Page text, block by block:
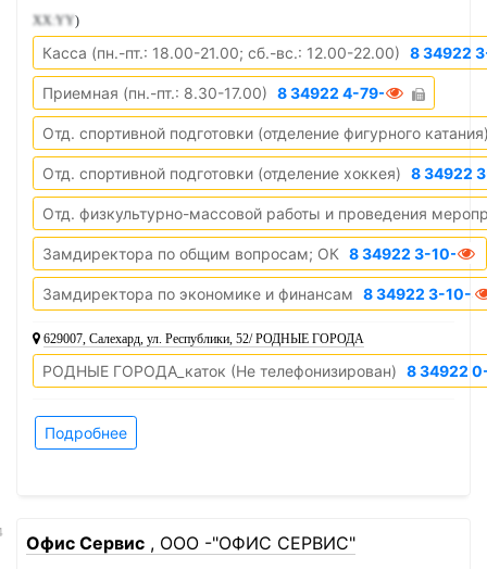
XX:YY)
Касса (пн.-пт.: 18.00-21.00; сб.-вс.: 12.00-22.00) 8 34922
Приемная (пн.-пт.: 8.30-17.00) 8 34922 4-79-71
Отд. спортивной подготовки (отделение фигурного
Отд. спортивной подготовки (отделение хоккея) 8 34922
Отд. физкультурно-массовой работы и проведения
Замдиректора по общим вопросам; ОК 8 34922 3-10-44
Замдиректора по экономике и финансам 8 34922 3-10-
629007, Салехард, ул. Республики, 52/ РОДНЫЕ ГОРОДА
РОДНЫЕ ГОРОДА_каток (Не телефонизирован) 8 34922
Подробнее
Офис Сервис , ООО -"ОФИС СЕРВИС"